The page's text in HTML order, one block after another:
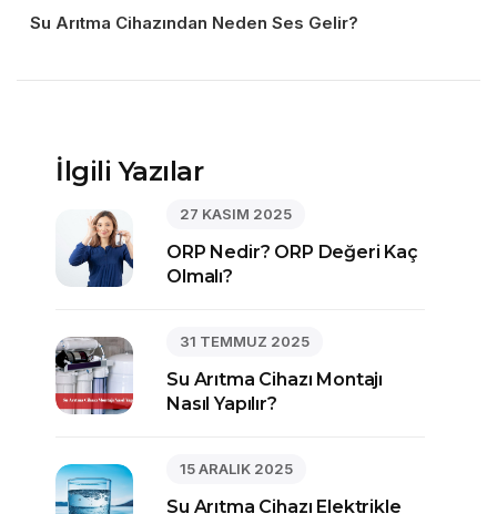
Su Arıtma Cihazından Neden Ses Gelir?
İlgili Yazılar
27 KASIM 2025
ORP Nedir? ORP Değeri Kaç
Olmalı?
31 TEMMUZ 2025
Su Arıtma Cihazı Montajı
Nasıl Yapılır?
15 ARALIK 2025
Su Arıtma Cihazı Elektrikle